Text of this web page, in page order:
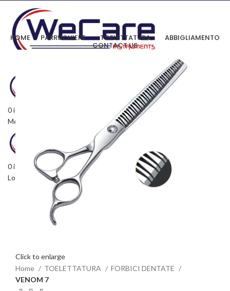
0items
Menu
0items /0,00
Login / Register
HOME PARRUCHIERE TOELETTATURA ABBIGLIAMENTO
CONTACT US
Click to enlarge
Home
TOELETTATURA
FORBICI DENTATE
VENOM 7